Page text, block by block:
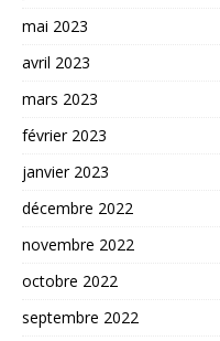
mai 2023
avril 2023
mars 2023
février 2023
janvier 2023
décembre 2022
novembre 2022
octobre 2022
septembre 2022